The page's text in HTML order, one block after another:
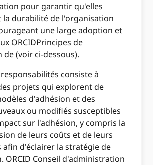
pour garantir qu'elles
durabilité de l'organisation
une large adoption et
ORCIDPrincipes de
(voir ci-dessous).
consiste à
projets qui explorent de
d'adhésion et des
ou modifiés susceptibles
sur l'adhésion, y compris la
de leurs coûts et de leurs
afin d'éclairer la stratégie de
ORCID Conseil d'administration